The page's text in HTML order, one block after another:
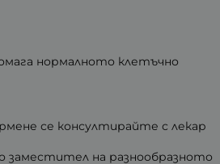
нормалното клетъчно
се консултирайте с лекар
заместител на разнообразното